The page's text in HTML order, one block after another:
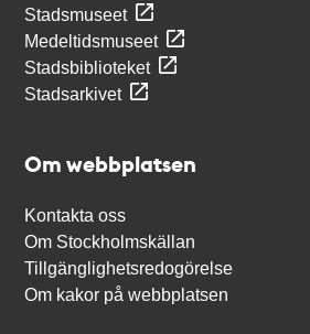
Stadsmuseet
Medeltidsmuseet
Stadsbiblioteket
Stadsarkivet
Om webbplatsen
Kontakta oss
Om Stockholmskällan
Tillgänglighetsredogörelse
Om kakor på webbplatsen